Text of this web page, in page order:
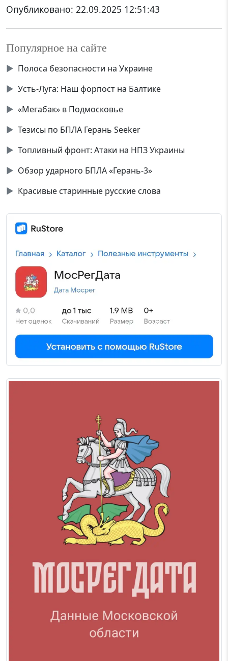
Опубликовано: 22.09.2025 12:51:43
Популярное на сайте
▶ Полоса безопасности на Украине
▶ Усть-Луга: Наш форпост на Балтике
▶ «Мегабак» в Подмосковье
▶ Тезисы по БПЛА Герань Seeker
▶ Топливный фронт: Атаки на НПЗ Украины
▶ Обзор ударного БПЛА «Герань-3»
▶ Красивые старинные русские слова